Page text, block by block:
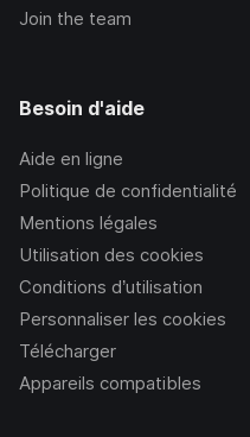
Join the team
Besoin d'aide
Aide en ligne
Politique de confidentialité
Mentions légales
Utilisation des cookies
Conditions d’utilisation
Personnaliser les cookies
Télécharger
Appareils compatibles